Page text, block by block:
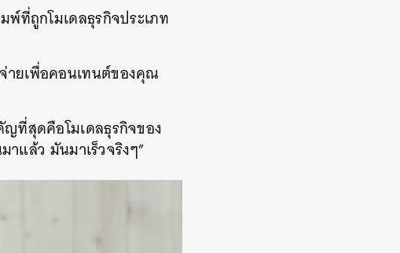
พ์ที่ถูกโมเดลธุรกิจประเภท
ายเพื่อคอนเทนต์ของคุณ
ญที่สุดคือโมเดลธุรกิจของ
แล้ว มันมาเร็วจริงๆ”